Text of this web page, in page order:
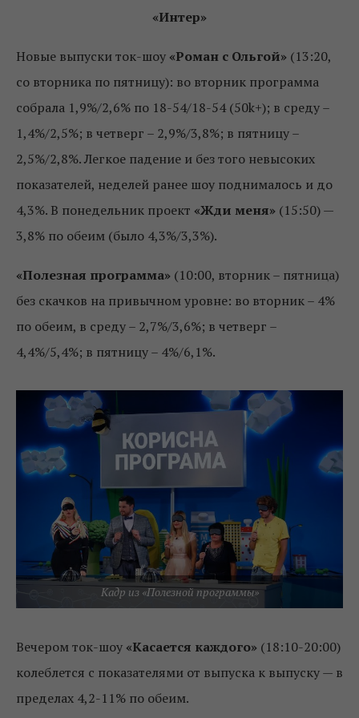
«Интер»
Новые выпуски ток-шоу «Роман с Ольгой» (13:20,
со вторника по пятницу): во вторник программа
собрала 1,9%/2,6% по 18-54/18-54 (50k+); в среду –
1,4%/2,5%; в четверг – 2,9%/3,8%; в пятницу –
2,5%/2,8%. Легкое падение и без того невысоких
показателей, неделей ранее шоу поднималось и до
4,3%. В понедельник проект «Жди меня» (15:50) —
3,8% по обеим (было 4,3%/3,3%).
«Полезная программа» (10:00, вторник – пятница)
без скачков на привычном уровне: во вторник – 4%
по обеим, в среду – 2,7%/3,6%; в четверг –
4,4%/5,4%; в пятницу – 4%/6,1%.
Кадр из «Полезной программы»
Вечером ток-шоу «Касается каждого» (18:10-20:00)
колеблется с показателями от выпуска к выпуску — в
пределах 4,2-11% по обеим.